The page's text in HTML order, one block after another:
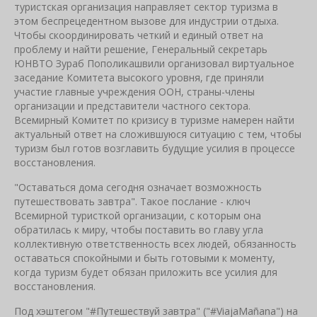
туристская организация направляет сектор туризма в
этом беспрецедентном вызове для индустрии отдыха.
Чтобы скоординировать четкий и единый ответ на
проблему и найти решение, Генеральный секретарь
ЮНВТО Зураб Пополикашвили организовал виртуальное
заседание Комитета высокого уровня, где приняли
участие главные учреждения ООН, страны-члены
организации и представители частного сектора.
Всемирный Комитет по кризису в туризме намерен найти
актуальный ответ на сложившуюся ситуацию с тем, чтобы
туризм был готов возглавить будущие усилия в процессе
восстановления.
"Оставаться дома сегодня означает возможность
путешествовать завтра". Такое послание - ключ
Всемирной туристкой организации, с которым она
обратилась к миру, чтобы поставить во главу угла
коллективную ответственность всех людей, обязанность
оставаться спокойными и быть готовыми к моменту,
когда туризм будет обязан приложить все усилия для
восстановления.
Под хэштегом "#Путешествуй завтра" ("#ViajaMañana") на